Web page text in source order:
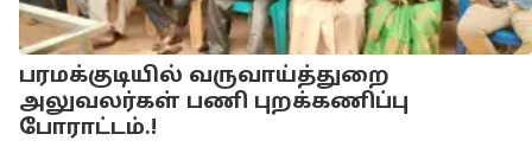
பரமக்குடியில் வருவாய்த்துறை
அலுவலர்கள் பணி புறக்கணிப்பு
போராட்டம்.!